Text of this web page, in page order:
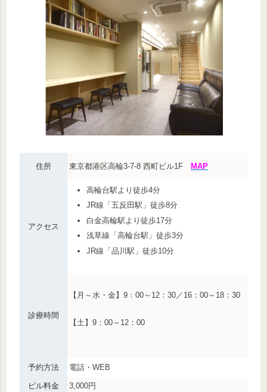
住所 東京都港区高輪3-7-8 西町ビル1F MAP
アクセス
高輪台駅より徒歩4分
JR線「五反田駅」徒歩8分
白金高輪駅より徒歩17分
浅草線「高輪台駅」徒歩3分
JR線「品川駅」徒歩10分
診療時間
【月～水・金】9：00～12：30／16：00～18：30
【土】9：00～12：00
予約方法 電話・WEB
ピル料金 3,000円